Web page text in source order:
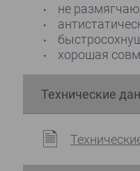
не
хорошая
Технические